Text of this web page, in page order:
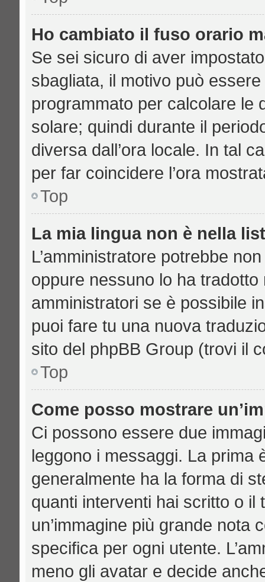
Ho cambiato il fuso orario
Se sei sicuro di aver
sbagliata, il motivo può
programmato per calcolare le
solare; quindi durante il
diversa dall’ora locale. In tal
per far coincidere l’ora
Top
La mia lingua non è nella
L’amministratore potrebbe
oppure nessuno lo ha
amministratori se è possibile
puoi fare tu una nuova
sito del phpBB Group (trovi il
Top
Come posso mostrare
Ci possono essere due
leggono i messaggi. La prima
generalmente ha la forma di
quanti interventi hai scritto o il
un’immagine più grande nota
specifica per ogni utente.
meno gli avatar e decide